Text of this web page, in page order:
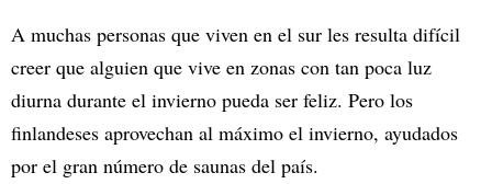
A muchas personas que viven en el sur les resulta difícil
creer que alguien que vive en zonas con tan poca luz
diurna durante el invierno pueda ser feliz. Pero los
finlandeses aprovechan al máximo el invierno, ayudados
por el gran número de saunas del país.